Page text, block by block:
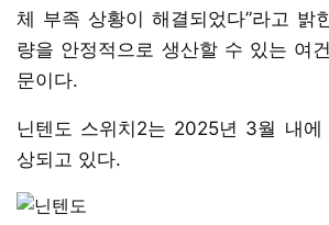
체 부족 상황이 해결되었다”라고 밝
량을 안정적으로 생산할 수 있는 여
문이다.
닌텐도 스위치2는 2025년 3월 내에
상되고 있다.